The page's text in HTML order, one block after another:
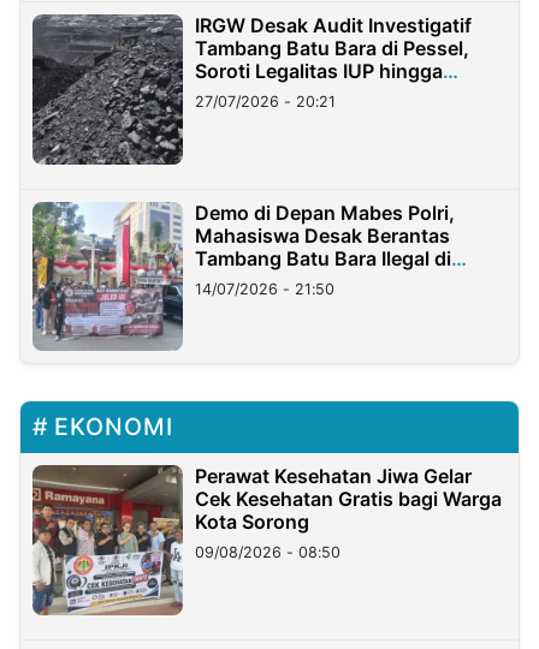
IRGW Desak Audit Investigatif
Tambang Batu Bara di Pessel,
Soroti Legalitas IUP hingga
Stockpile
27/07/2026 - 20:21
Demo di Depan Mabes Polri,
Mahasiswa Desak Berantas
Tambang Batu Bara Ilegal di
Lampung
14/07/2026 - 21:50
EKONOMI
Perawat Kesehatan Jiwa Gelar
Cek Kesehatan Gratis bagi Warga
Kota Sorong
09/08/2026 - 08:50